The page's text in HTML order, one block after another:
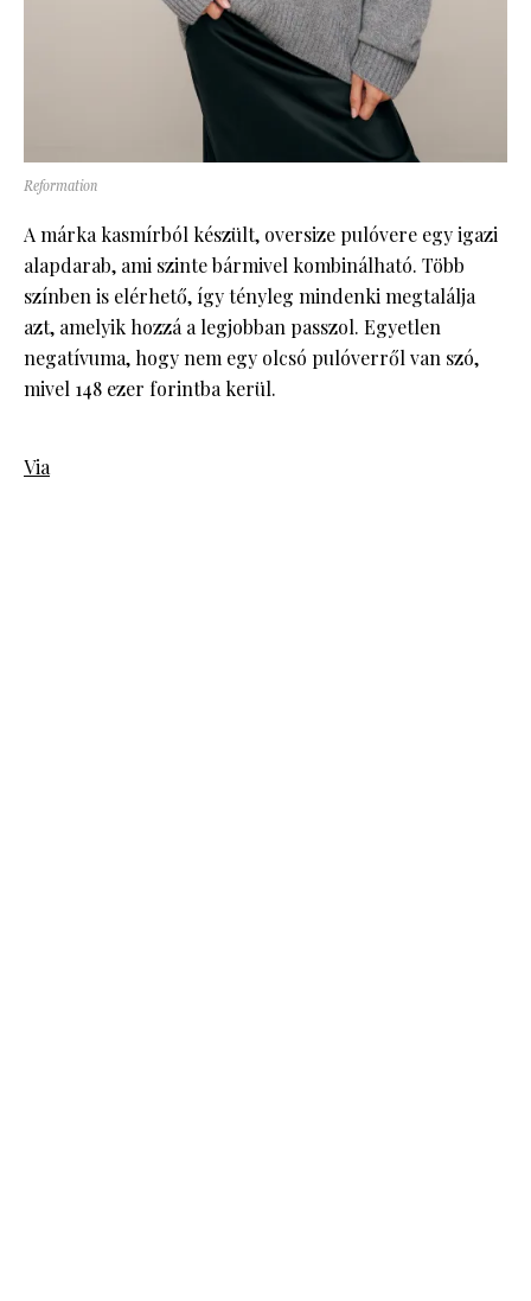
Reformation
A márka kasmírból készült, oversize pulóvere egy igazi
alapdarab, ami szinte bármivel kombinálható. Több
színben is elérhető, így tényleg mindenki megtalálja
azt, amelyik hozzá a legjobban passzol. Egyetlen
negatívuma, hogy nem egy olcsó pulóverről van szó,
mivel 148 ezer forintba kerül.
Via